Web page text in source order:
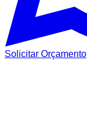
Solicitar Orçamento